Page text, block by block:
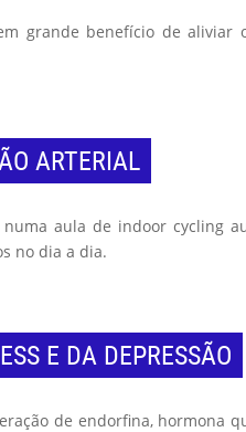
grande benefício de
ARTERIAL
aula de indoor cycling
no dia a dia.
E DA DEPRESSÃO
de endorfina, hormona